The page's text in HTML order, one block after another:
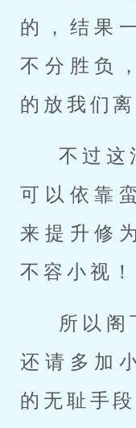
的，结果
不分胜负
的放我们离
不过这
可以依靠
来提升修
不容小视！
所以阁
还请多加
的无耻手